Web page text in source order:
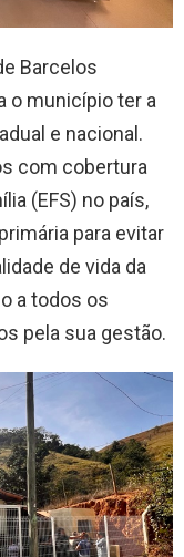
Barcelos
o município ter a
e nacional.
com cobertura
(EFS) no país,
para evitar
de vida da
a todos os
pela sua gestão.